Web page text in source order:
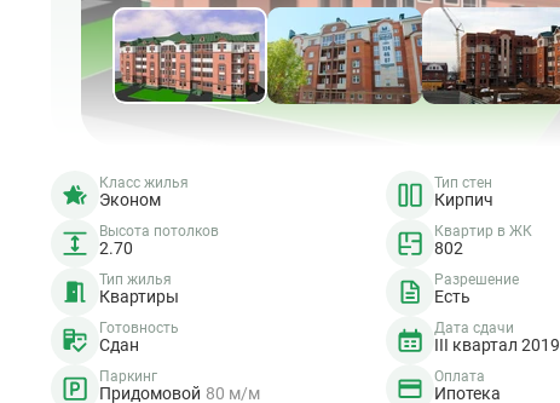
Класс жилья
Эконом
Тип стен
Кирпич
Высота потолков
2.70
Квартир в ЖК
802
Тип жилья
Квартиры
Разрешение
Есть
Готовность
Сдан
Дата сдачи
III квартал 2019
Паркинг
Придомовой 80 м/м
Оплата
Ипотека